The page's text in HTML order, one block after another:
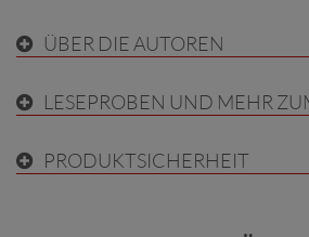
ÜBER DIE AUTOREN
LESEPROBEN UND MEHR
PRODUKTSICHERHEIT